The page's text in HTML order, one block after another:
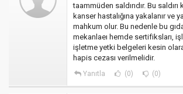
taammüden saldırıdır. Bu
kanser hastalığına yakalanır ve
mahkum olur. Bu nedenle bu
mekanlaeı hemde sertifiksları,
işletme yetki belgeleri kesin
hapis cezası verilmelidir.
Yanıtla (0) (0)